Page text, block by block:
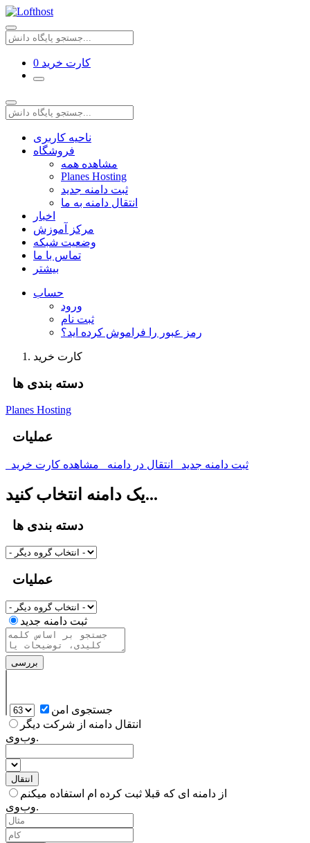
0 کارت خرید
ناحیه کاربری
فروشگاه
مشاهده همه
Planes Hosting
ثبت دامنه جدید
انتقال دامنه به ما
اخبار
مرکز آموزش
وضعیت شبکه
تماس با ما
بیشتر
حساب
ورود
ثبت نام
رمز عبور را فراموش کرده اید؟
کارت خرید
دسته بندی ها
Planes Hosting
عملیات
ثبت دامنه جدید انتقال در دامنه مشاهده کارت خرید
یک دامنه انتخاب کنید...
دسته بندی ها
عملیات
ثبت دامنه جدید
بررسی
جستجوی امن
انتقال دامنه از شرکت دیگر
وب‌وی.
انتقال
از دامنه ای که قبلا ثبت کرده ام استفاده میکنم
وب‌وی.